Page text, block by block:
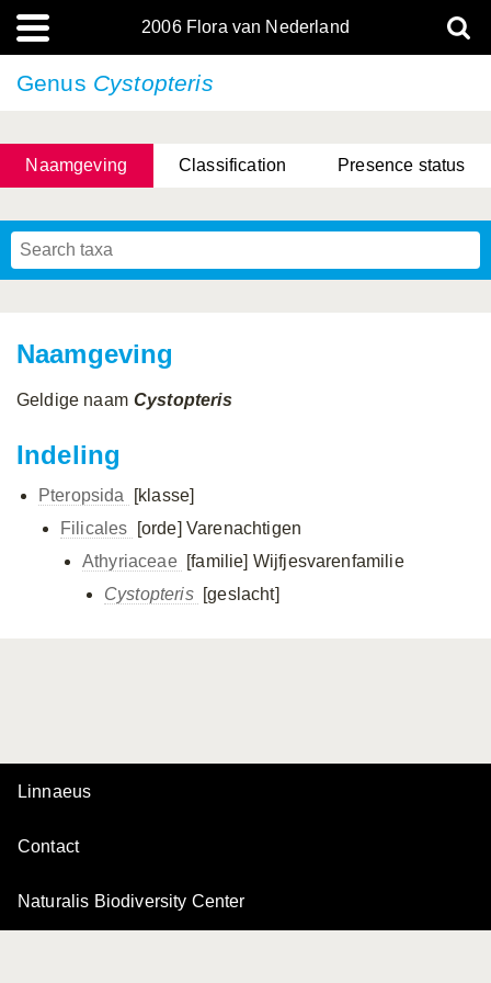
2006 Flora van Nederland
Genus Cystopteris
Naamgeving Classification Presence status
Naamgeving
Geldige naam Cystopteris
Indeling
Pteropsida
[klasse]
Filicales
[orde] Varenachtigen
Athyriaceae [familie] Wijfjesvarenfamilie
Cystopteris
[geslacht]
Linnaeus
Contact
Naturalis Biodiversity Center